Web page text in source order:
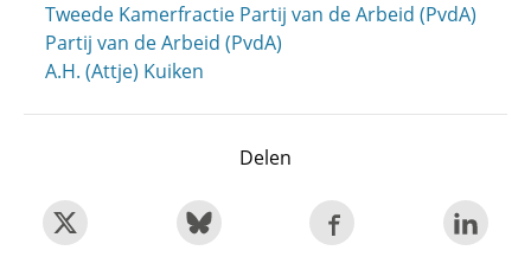
Tweede Kamerfractie Partij van de Arbeid (PvdA)
Partij van de Arbeid (PvdA)
A.H. (Attje) Kuiken
Delen